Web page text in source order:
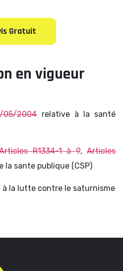
Gratuit
en vigueur
05/2004relative à la santé
R1334-1 à 9, Articles
la sante publique (CSP)
la lutte contre le saturnisme